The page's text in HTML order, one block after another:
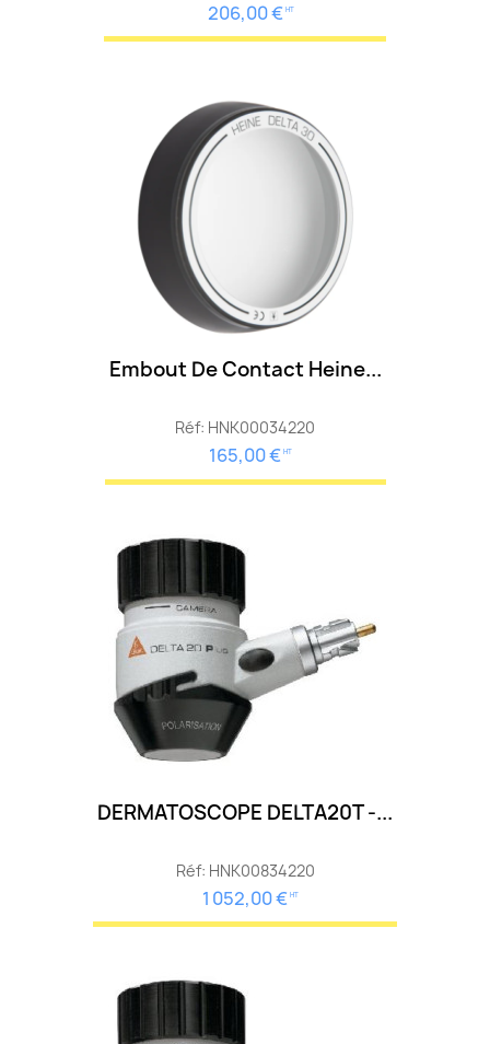
206,00 € HT
Embout De Contact Heine...
Réf: HNK00034220
165,00 € HT
DERMATOSCOPE DELTA20T -...
Réf: HNK00834220
1 052,00 € HT